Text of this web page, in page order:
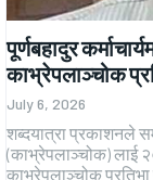
पूर्णबहादुर
काभ्रेपलाञ्चोक
July 6, 2026
शब्दयात्रा प्रकाशनले
(काभ्रेपलाञ्चोक) लाई
काभ्रेपलाञ्चोक प्रतिभा